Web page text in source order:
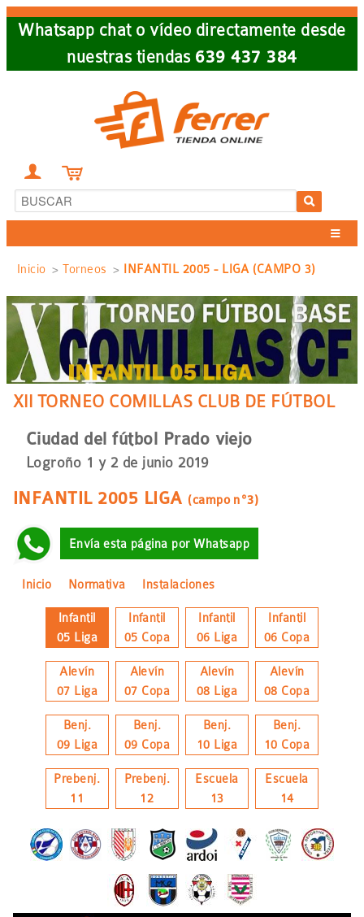
Skip
Whatsapp chat o vídeo directamente desde
nuestras tiendas 639 437 384
 
Sobrescribir
enlaces
de
ayuda
a
la
navegación
Inicio Torneos INFANTIL 2005 - LIGA (CAMPO 3)
XII TORNEO COMILLAS CLUB DE FÚTBOL
Ciudad del fútbol Prado viejo
Logroño 1 y 2 de junio 2019
INFANTIL 2005 LIGA (campo nº3)
Envía esta página por Whatsapp
Inicio Normativa Instalaciones
Infantil
05 Liga
Infantil
05 Copa
Infantil
06 Liga
Infantil
06 Copa
Alevín
07 Liga
Alevín
07 Copa
Alevín
08 Liga
Alevín
08 Copa
Benj.
09 Liga
Benj.
09 Copa
Benj.
10 Liga
Benj.
10 Copa
Prebenj.
11
Prebenj.
12
Escuela
13
Escuela
14